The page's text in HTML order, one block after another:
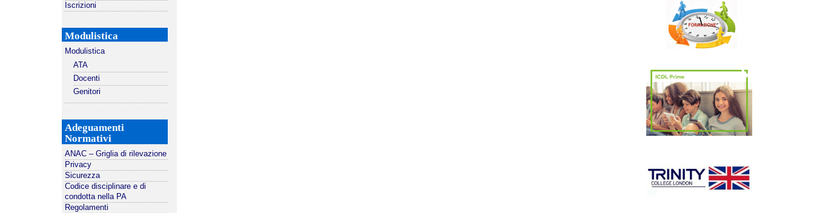
Iscrizioni
Modulistica
Modulistica
ATA
Docenti
Genitori
Adeguamenti
Normativi
ANAC – Griglia di rilevazione
Privacy
Sicurezza
Codice disciplinare e di
condotta nella PA
Regolamenti